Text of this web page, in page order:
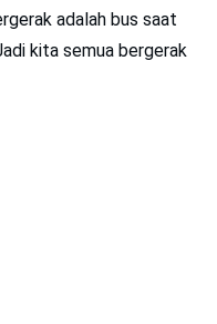
adalah bus saat
kita semua bergerak